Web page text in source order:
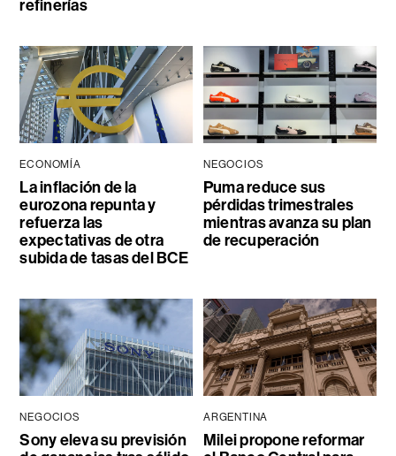
refinerías
ECONOMÍA
La inflación de la
eurozona repunta y
refuerza las
expectativas de otra
subida de tasas del BCE
NEGOCIOS
Puma reduce sus
pérdidas trimestrales
mientras avanza su plan
de recuperación
NEGOCIOS
Sony eleva su previsión
ARGENTINA
Milei propone reformar